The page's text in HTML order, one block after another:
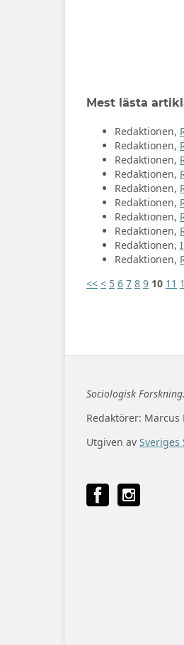
Mest lästa
Redaktionen,
Redaktionen,
Redaktionen,
Redaktionen,
Redaktionen,
Redaktionen,
Redaktionen,
Redaktionen,
Redaktionen,
Redaktionen,
<< < 5 6 7 8 9 10 11
Sociologisk Forskning.
Redaktörer:
Utgiven av Sveriges